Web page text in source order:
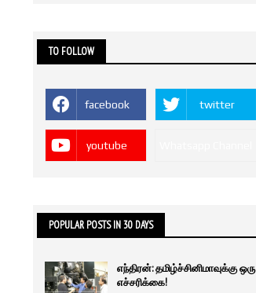
TO FOLLOW
facebook twitter
youtube
POPULAR POSTS IN 30 DAYS
எந்திரன்: தமிழ்ச்சினிமாவுக்கு ஒரு
எச்சரிக்கை!